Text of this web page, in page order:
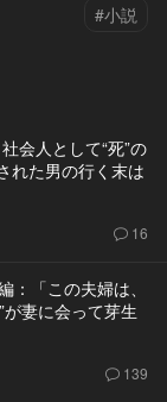
#小説
会人として“死”の
れた男の行く末は
16
：「この夫婦は、
妻に会って芽生
139